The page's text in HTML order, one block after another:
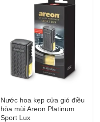
Nước hoa kẹp cửa gió điều
hòa mùi Areon Platinum
Sport Lux